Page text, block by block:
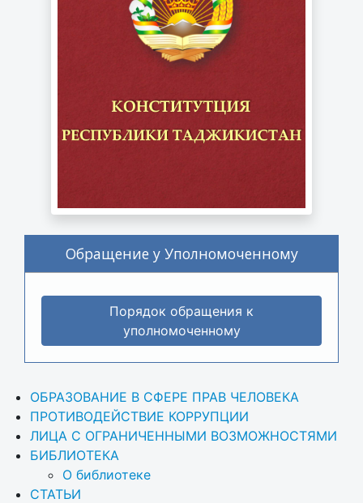
Обращение у Уполномоченному
Порядок обращения к
уполномоченному
ОБРАЗОВАНИЕ В СФЕРЕ ПРАВ ЧЕЛОВЕКА
ПРОТИВОДЕЙСТВИЕ КОРРУПЦИИ
ЛИЦА С ОГРАНИЧЕННЫМИ ВОЗМОЖНОСТЯМИ
БИБЛИОТЕКА
О библиотеке
СТАТЬИ